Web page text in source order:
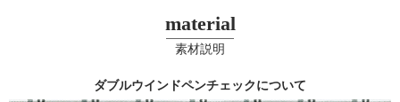
material
素材説明
ダブルウインドペンチェックについて